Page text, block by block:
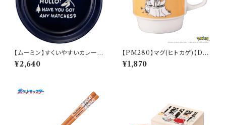
【ムーミン】すくいやすいカレー皿
（スナフキン）【MM9000】MM
9003-320
¥2,640
【PM280】マグ(ヒトカゲ)【Dail
y Sketch】PM282-11
¥1,870